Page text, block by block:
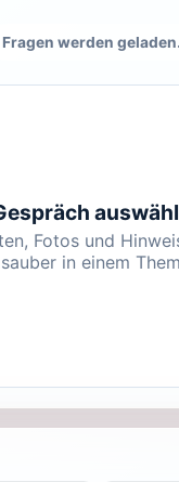
Fragen werden
Fotos und
sauber in einem